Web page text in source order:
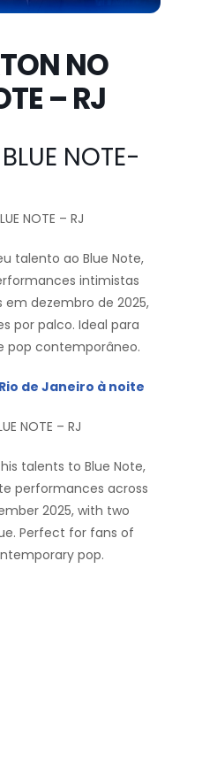
NO
– RJ
NOTE-
NOTE – RJ
talento ao Blue Note,
intimistas
em dezembro de 2025,
por palco. Ideal para
pop contemporâneo.
de Janeiro à noite
NOTE – RJ
talents to Blue Note,
performances across
2025, with two
Perfect for fans of
pop.